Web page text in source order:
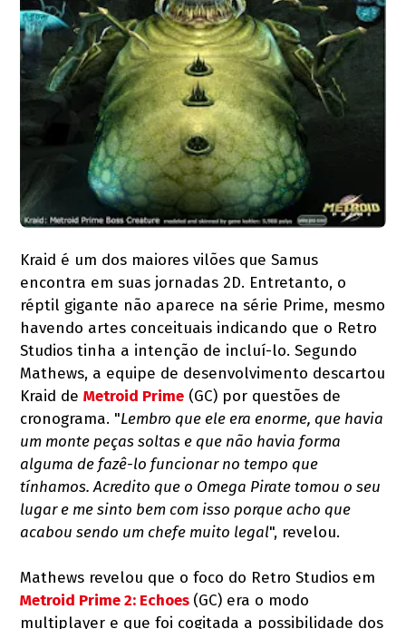
Kraid é um dos maiores vilões que Samus
encontra em suas jornadas 2D. Entretanto, o
réptil gigante não aparece na série Prime, mesmo
havendo artes conceituais indicando que o Retro
Studios tinha a intenção de incluí-lo. Segundo
Mathews, a equipe de desenvolvimento descartou
Kraid deMetroid Prime (GC) por questões de
cronograma. "Lembro que ele era enorme, que havia
um monte peças soltas e que não havia forma
alguma de fazê-lo funcionar no tempo que
tínhamos. Acredito que o Omega Pirate tomou o seu
lugar e me sinto bem com isso porque acho que
acabou sendo um chefe muito legal", revelou.
Mathews revelou que o foco do Retro Studios em
Metroid Prime 2: Echoes (GC) era o modo
multiplayer e que foi cogitada a possibilidade dos